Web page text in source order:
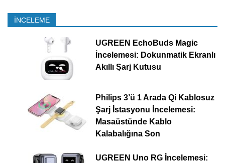
İNCELEME
UGREEN EchoBuds Magic
İncelemesi: Dokunmatik Ekranlı
Akıllı Şarj Kutusu
Philips 3’ü 1 Arada Qi Kablosuz
Şarj İstasyonu İncelemesi:
Masaüstünde Kablo
Kalabalığına Son
UGREEN Uno RG İncelemesi: